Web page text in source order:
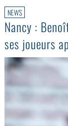
NEWS
Nancy :
ses joueurs